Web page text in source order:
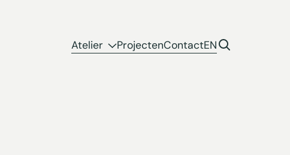
Atelier ProjectenContactEN